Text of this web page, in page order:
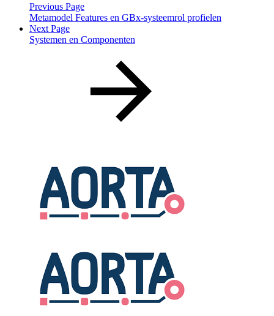
Previous Page
Metamodel Features en GBx-systeemrol profielen
Next Page
Systemen en Componenten